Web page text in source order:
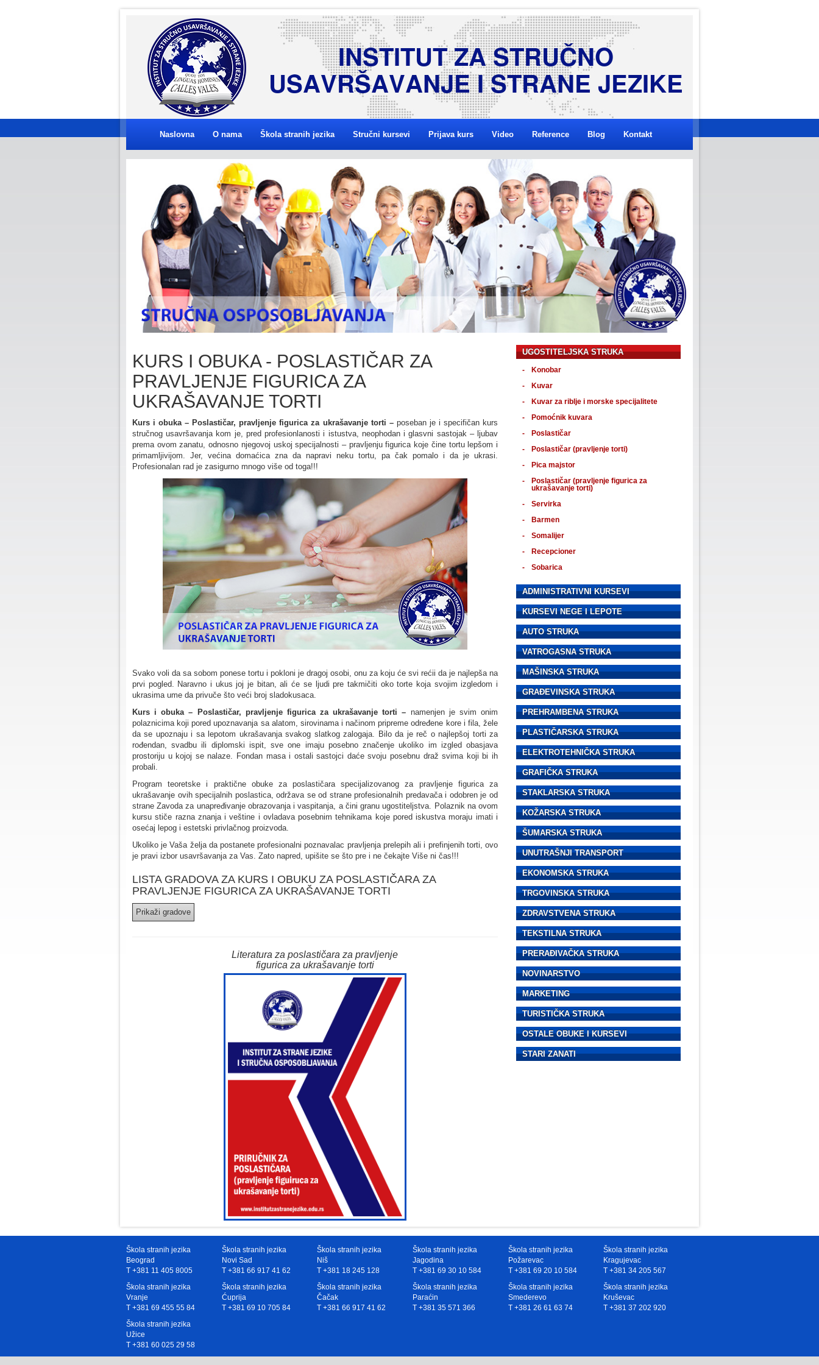
INSTITUTZA STRUČNO
USAVRŠAVANJEISTRANE JEZIKE
Naslovna O nama Škola stranih jezika Stručni kursevi Prijava kurs Video Reference Blog Kontakt
KURS I OBUKA - POSLASTIČAR ZA
PRAVLJENJE FIGURICA ZA
UKRAŠAVANJE TORTI
Kurs i obuka – Poslastičar, pravljenje figurica za ukrašavanje torti –poseban je i specifičan kurs
stručnog usavršavanja kom je, pred profesionlanosti i istustva, neophodan i glasvni sastojak – ljubav
prema ovom zanatu, odnosno njegovoj uskoj specijalnosti – pravljenju figurica koje čine tortu lepšom i
primamljivijom. Jer, većina domaćica zna da napravi neku tortu, pa čak pomalo i da je ukrasi.
Profesionalan rad je zasigurno mnogo više od toga!!!
Svako voli da sa sobom ponese tortu i pokloni je dragoj osobi, onu za koju će svi rećii da je najlepša na
prvi pogled. Naravno i ukus joj je bitan, ali će se ljudi pre takmičiti oko torte koja svojim izgledom i
ukrasima ume da privuče što veći broj sladokusaca.
Kurs i obuka – Poslastičar, pravljenje figurica za ukrašavanje torti – namenjen je svim onim
polaznicima koji pored upoznavanja sa alatom, sirovinama i načinom pripreme određene kore i fila, žele
da se upoznaju i sa lepotom ukrašavanja svakog slatkog zalogaja. Bilo da je reč o najlepšoj torti za
rođendan, svadbu ili diplomski ispit, sve one imaju posebno značenje ukoliko im izgled obasjava
prostoriju u kojoj se nalaze. Fondan masa i ostali sastojci daće svoju posebnu draž svima koji bi ih
probali.
Program teoretske i praktične obuke za poslastičara specijalizovanog za pravljenje figurica za
ukrašavanje ovih specijalnih poslastica, održava se od strane profesionalnih predavača i odobren je od
strane Zavoda za unapređivanje obrazovanja i vaspitanja, a čini granu ugostiteljstva. Polaznik na ovom
kursu stiče razna znanja i veštine i ovladava posebnim tehnikama koje pored iskustva moraju imati i
osećaj lepog i estetski privlačnog proizvoda.
Ukoliko je Vaša želja da postanete profesionalni poznavalac pravljenja prelepih ali i prefinjenih torti, ovo
je pravi izbor usavršavanja za Vas. Zato napred, upišite se što pre i ne čekajte Više ni čas!!!
LISTA GRADOVA ZA KURS I OBUKU ZA POSLASTIČARA ZA
PRAVLJENJE FIGURICA ZA UKRAŠAVANJE TORTI
Literatura za poslastičara za pravljenje
figurica za ukrašavanje torti
UGOSTITELJSKA STRUKA
Konobar
Kuvar
Kuvar za riblje i morske specijalitete
Pomoćnik kuvara
Poslastičar
Poslastičar (pravljenje torti)
Pica majstor
Poslastičar (pravljenje figurica za
ukrašavanje torti)
Servirka
Barmen
Somalijer
Recepcioner
Sobarica
ADMINISTRATIVNI KURSEVI
KURSEVI NEGE I LEPOTE
AUTO STRUKA
VATROGASNA STRUKA
MAŠINSKA STRUKA
GRAĐEVINSKA STRUKA
PREHRAMBENA STRUKA
PLASTIČARSKA STRUKA
ELEKTROTEHNIČKA STRUKA
GRAFIČKA STRUKA
STAKLARSKA STRUKA
KOŽARSKA STRUKA
ŠUMARSKA STRUKA
UNUTRAŠNJI TRANSPORT
EKONOMSKA STRUKA
TRGOVINSKA STRUKA
ZDRAVSTVENA STRUKA
TEKSTILNA STRUKA
PRERAĐIVAČKA STRUKA
NOVINARSTVO
MARKETING
TURISTIČKA STRUKA
OSTALE OBUKE I KURSEVI
STARI ZANATI
Škola stranih jezika
Beograd
T +381 11 405 8005
Škola stranih jezika
Novi Sad
T +381 66 917 41 62
Škola stranih jezika
Niš
T +381 18 245 128
Škola stranih jezika
Jagodina
T +381 69 30 10 584
Škola stranih jezika
Požarevac
T +381 69 20 10 584
Škola stranih jezika
Kragujevac
T +381 34 205 567
Škola stranih jezika
Vranje
T +381 69 455 55 84
Škola stranih jezika
Ćuprija
T +381 69 10 705 84
Škola stranih jezika
Čačak
T +381 66 917 41 62
Škola stranih jezika
Paraćin
T +381 35 571 366
Škola stranih jezika
Smederevo
T +381 26 61 63 74
Škola stranih jezika
Kruševac
T +381 37 202 920
Škola stranih jezika
Užice
T +381 60 025 29 58